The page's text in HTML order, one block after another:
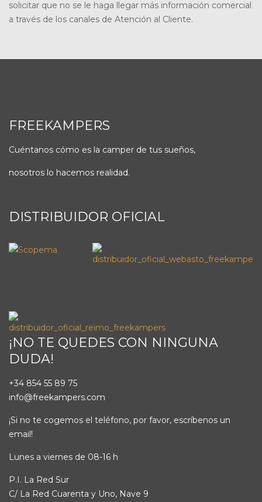
solicitar que no se le haga llegar más información comercial
a través de los canales de Atención al Cliente.
FREEKAMPERS
Cuéntanos cómo es la camper de tus sueños,
nosotros lo hacemos realidad.
DISTRIBUIDOR OFICIAL
¡NO TE QUEDES CON NINGUNA
DUDA!
+34 854 55 89 75
info@freekampers.com
¡Si no te cogemos el teléfono, por favor, escríbenos un
email!
Lunes a viernes de 08-16 h
P.I. La Red Sur
C/ La Red Cuarenta y Uno, Nave 9